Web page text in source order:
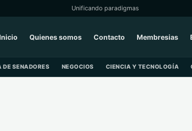
Unificando paradigmas
Inicio Quienes somos Contacto Membresias
SENADORES NEGOCIOS CIENCIA Y TECNOLOGÍA